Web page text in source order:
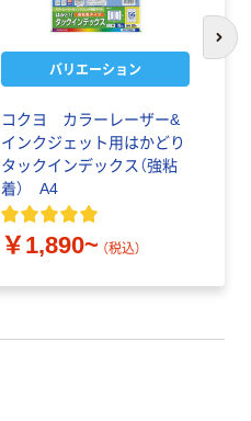
バリエーション
コクヨ カラーレーザー&
インクジェット用はかどり
タックインデックス（強粘
着） A4
￥1,890~ （税込）
次